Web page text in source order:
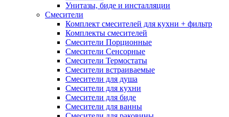
Унитазы, биде и инсталляции
Смесители
Комплект смесителей для кухни + фильтр
Комплекты смесителей
Смесители Порционные
Смесители Сенсорные
Смесители Термостаты
Смесители встраиваемые
Смесители для душа
Смесители для кухни
Смесители для биде
Смесители для ванны